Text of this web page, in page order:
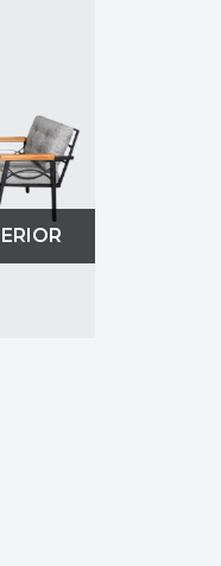
tale, poți opta
acorzi atenție
și poate aduce un
piele ecologică sunt
și practic
spațiul de lucru